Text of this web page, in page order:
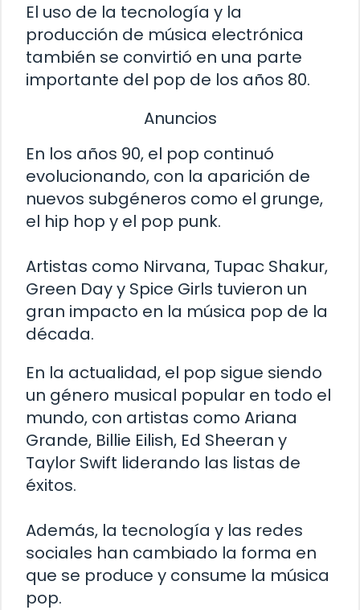
El uso de la tecnología y la
producción de música electrónica
también se convirtió en una parte
importante del pop de los años 80.
Anuncios
En los años 90, el pop continuó
evolucionando, con la aparición de
nuevos subgéneros como el grunge,
el hip hop y el pop punk.
Artistas como Nirvana, Tupac Shakur,
Green Day y Spice Girls tuvieron un
gran impacto en la música pop de la
década.
En la actualidad, el pop sigue siendo
un género musical popular en todo el
mundo, con artistas como Ariana
Grande, Billie Eilish, Ed Sheeran y
Taylor Swift liderando las listas de
éxitos.
Además, la tecnología y las redes
sociales han cambiado la forma en
que se produce y consume la música
pop.